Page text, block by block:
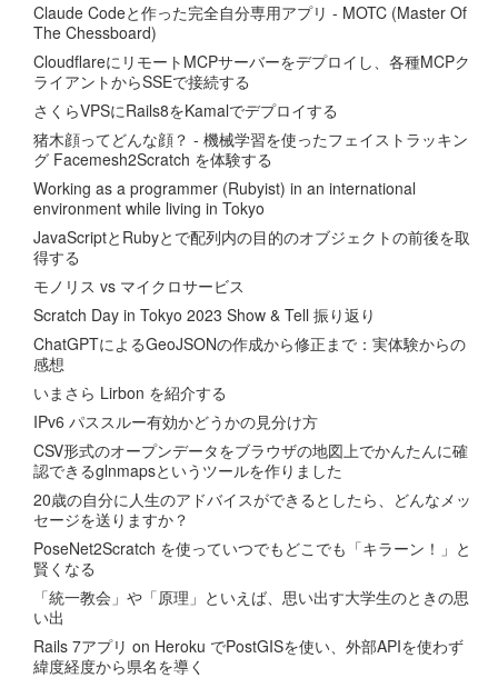
Claude Codeと作った完全自分専用アプリ - MOTC (Master Of
The Chessboard)
CloudflareにリモートMCPサーバーをデプロイし、各種MCPク
ライアントからSSEで接続する
さくらVPSにRails8をKamalでデプロイする
猪木顔ってどんな顔？ - 機械学習を使ったフェイストラッキン
グ Facemesh2Scratch を体験する
Working as a programmer (Rubyist) in an international
environment while living in Tokyo
JavaScriptとRubyとで配列内の目的のオブジェクトの前後を取
得する
モノリス vs マイクロサービス
Scratch Day in Tokyo 2023 Show & Tell 振り返り
ChatGPTによるGeoJSONの作成から修正まで：実体験からの
感想
いまさら Lirbon を紹介する
IPv6 パススルー有効かどうかの見分け方
CSV形式のオープンデータをブラウザの地図上でかんたんに確
認できるglnmapsというツールを作りました
20歳の自分に人生のアドバイスができるとしたら、どんなメッ
セージを送りますか？
PoseNet2Scratch を使っていつでもどこでも「キラーン！」と
賢くなる
「統一教会」や「原理」といえば、思い出す大学生のときの思
い出
Rails 7アプリ on Heroku でPostGISを使い、外部APIを使わず
緯度経度から県名を導く